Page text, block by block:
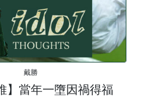
戴勝
】當年一墮因禍得福